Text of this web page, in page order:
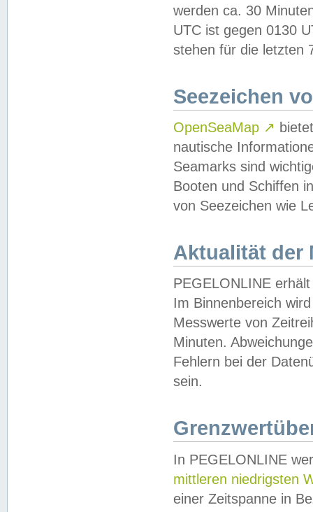
werden ca. 30
UTC ist gegen 0130
stehen für die letzten
Seezeichen
OpenSeaMap ↗
nautische
Seamarks sind
Booten und Schiffen
von Seezeichen wie
Aktualität der
PEGELONLINE
Im Binnenbereich
Messwerte von
Minuten.
Fehlern bei der
sein.
In PEGELONLINE
mittleren niedrigsten
einer Zeitspanne in